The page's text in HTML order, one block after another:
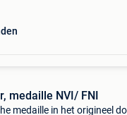
medaille NVI/ FNI
medaille in het origineel